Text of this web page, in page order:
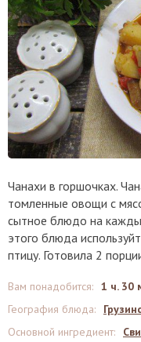
Чанахи в горшочках.
томленные овощи с
сытное блюдо на
этого блюда
птицу. Готовила 2
Вам понадобится: 1 ч. 30
География блюда:
Основной ингредиент: